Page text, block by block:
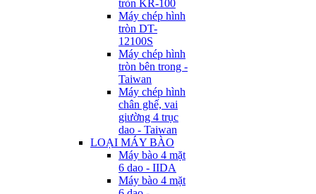
tròn KR-100
Máy chép hình
tròn DT-
12100S
Máy chép hình
tròn bên trong -
Taiwan
Máy chép hình
chân ghế, vai
giường 4 trục
dao - Taiwan
LOẠI MÁY BÀO
Máy bào 4 mặt
6 dao - IIDA
Máy bào 4 mặt